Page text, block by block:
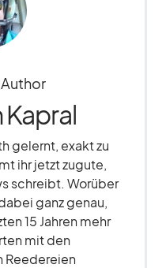
Kapral
gelernt, exakt zu
ihr jetzt zugute,
schreibt. Worüber
ganz genau,
15 Jahren mehr
mit den
Reedereien